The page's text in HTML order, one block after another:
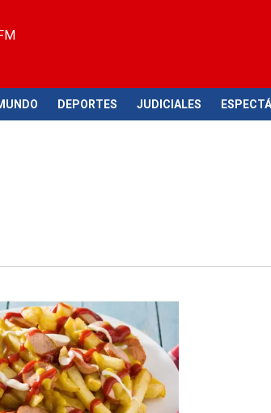
DEPORTES JUDICIALES
de este suceso?